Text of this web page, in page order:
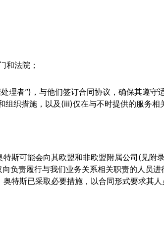
和法院；
理者”)，与他们签订合同协议，确保其遵
织措施，以及(iii)仅在与不时提供的服务相
斯可能会向其欧盟和非欧盟附属公司(见
负责履行与我们业务关系相关职责的人员
特斯已采取必要措施，以合同形式要求其